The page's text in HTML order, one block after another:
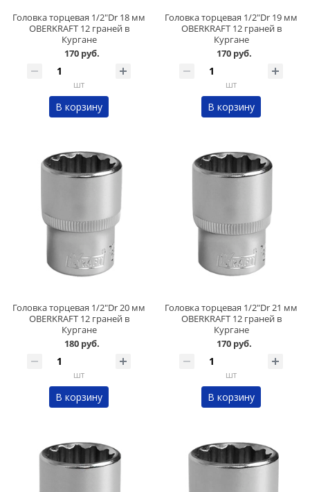
Головка торцевая 1/2"Dr 18 мм
OBERKRAFT 12 граней в
Кургане
170 руб.
шт
В корзину
Головка торцевая 1/2"Dr 19 мм
OBERKRAFT 12 граней в
Кургане
170 руб.
шт
В корзину
Головка торцевая 1/2"Dr 20 мм
OBERKRAFT 12 граней в
Кургане
180 руб.
шт
В корзину
Головка торцевая 1/2"Dr 21 мм
OBERKRAFT 12 граней в
Кургане
170 руб.
шт
В корзину